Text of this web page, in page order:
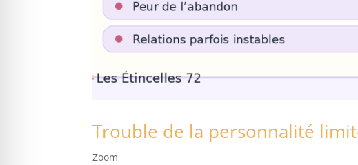
Trouble de la personnalité
Zoom